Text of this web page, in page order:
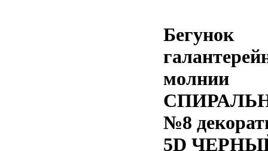
Бегунок
молнии
№8
5D